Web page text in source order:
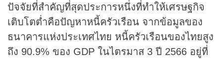
ปัจจัยที่สำคัญที่สุดประการหนึ่งที่ทำให้เศรษฐกิจ
เติบโตต่ำคือปัญหาหนี้ครัวเรือน จากข้อมูลของ
ธนาคารแห่งประเทศไทย หนี้ครัวเรือนของไทยสูง
ถึง 90.9% ของ GDP ในไตรมาส 3 ปี 2566 อยู่ที่